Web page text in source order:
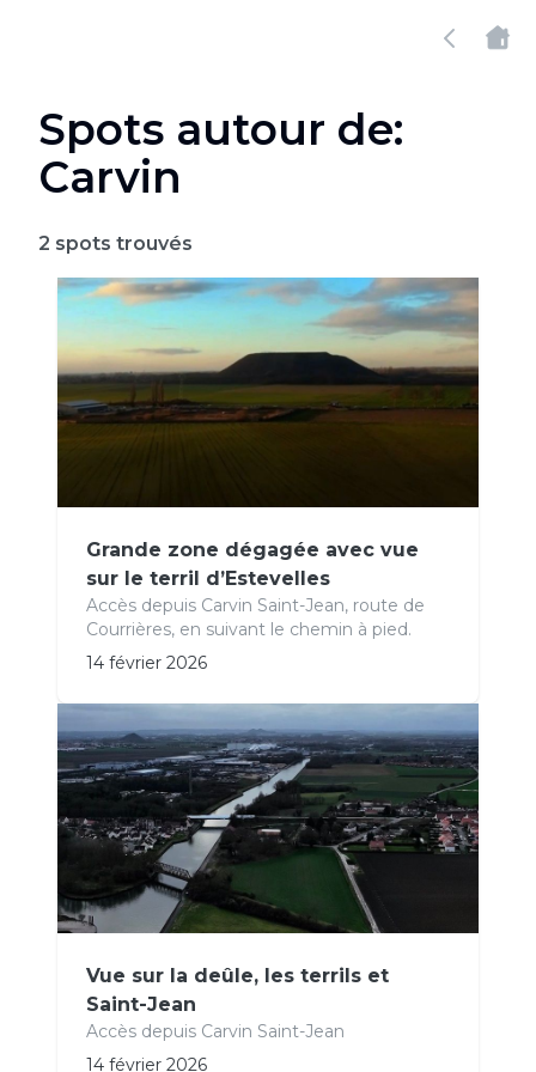
Spots autour de:
Carvin
2 spots trouvés
Grande zone dégagée avec vue
sur le terril d’Estevelles
Accès depuis Carvin Saint-Jean, route de
Courrières, en suivant le chemin à pied.
14 février 2026
Vue sur la deûle, les terrils et
Saint-Jean
Accès depuis Carvin Saint-Jean
14 février 2026